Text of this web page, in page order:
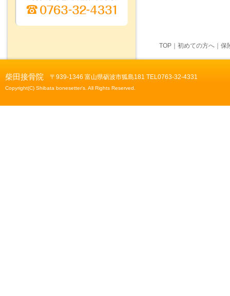
TOP 初めての方へ 保
柴田接骨院 〒939-1346 富山県砺波市狐島181 TEL0763-32-4331
Copyright(C) Shibata bonesetter's. All Rights Reserved.